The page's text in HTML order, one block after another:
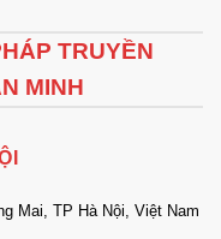
TRUYỀN
MINH
Mai, TP Hà Nội, Việt Nam